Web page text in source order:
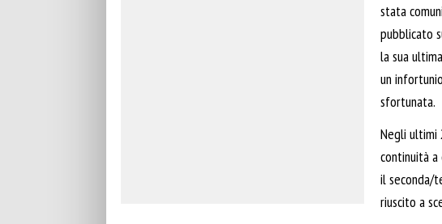
stata
pubblicato
la sua
un
sfortunata.
Negli ultimi
continuità a
il seconda/
riuscito a